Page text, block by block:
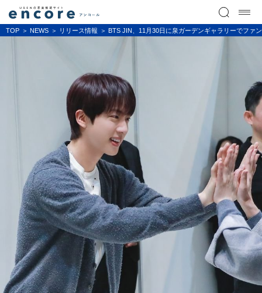
TOP NEWS リリース情報 BTS JIN、11月30日に泉ガーデンギャラリーでファ